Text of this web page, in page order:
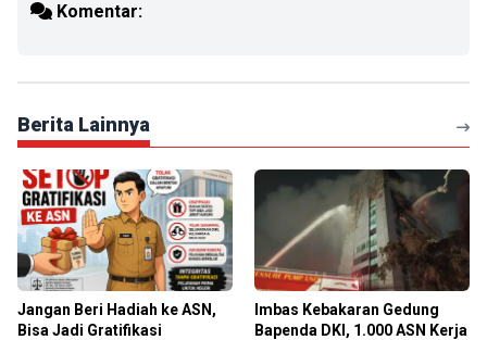
Komentar:
Berita Lainnya
Jangan Beri Hadiah ke ASN,
Bisa Jadi Gratifikasi
Imbas Kebakaran Gedung
Bapenda DKI, 1.000 ASN Kerja